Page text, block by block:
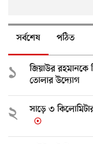
সর্বশেষ পঠিত
১
জিয়াউর
তোলার উদ্যোগ
২ সাড়ে ৩